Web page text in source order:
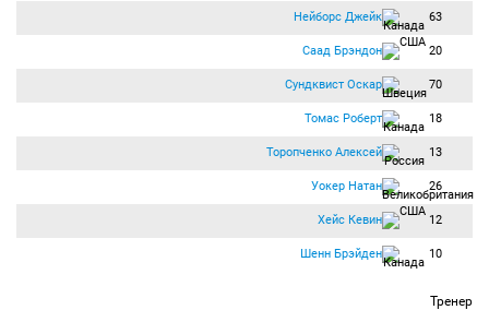
Нейборс Джейк 63
Саад Брэндон 20
Сундквист Оскар 70
Томас Роберт 18
Торопченко Алексей 13
Уокер Натан 26
Хейс Кевин 12
Шенн Брэйден 10
Тренер